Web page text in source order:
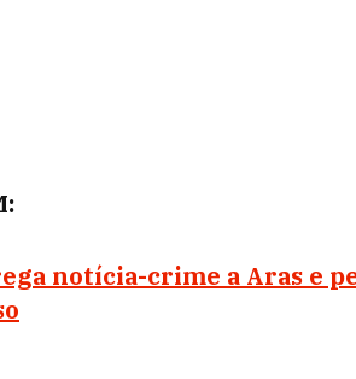
notícia-crime a Aras e